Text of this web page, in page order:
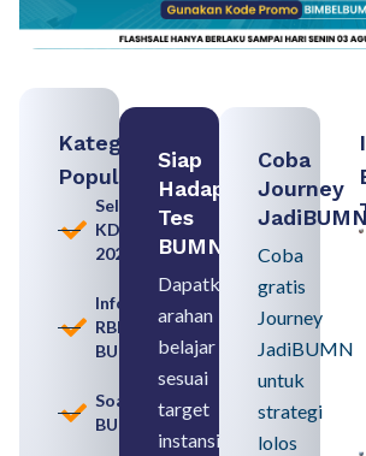
Kategori
Populer
Seleksi
KDKMP
2026
Informasi
RBB
BUMN
Soal
BUMN
Siap
Hadapi
Tes
BUMN
Dapatkan
arahan
belajar
sesuai
target
instansi
Coba
Journey
Coba
gratis
Journey
JadiBUMN
untuk
strategi
lolos